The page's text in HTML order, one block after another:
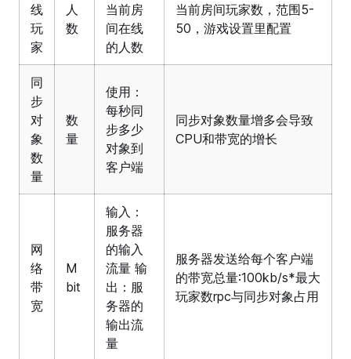
线
玩
家
人
数
当前房
间在线
的人数
当前房间玩家数，范围5-
50，游戏设置里配置
同
步
对
象
数
量
数
量
使用：
每秒同
步多少
对象到
客户端
同步对象数量增多会导致
CPU和带宽的增长
网
络
带
宽
M
bit
输入：
服务器
的输入
流量 输
出：服
务器的
输出流
量
服务器发送给每个客户端
的带宽总量:100kb/s*最大
玩家数rpc与同步对象占用